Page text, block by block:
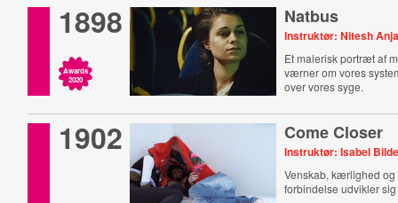
1898
Awards
2020
Natbus
Instruktør: Nitesh
Et malerisk portræt af
værner om vores
over vores syge.
1902 Come Closer
Instruktør: Isabel
Venskab, kærlighed
forbindelse udvikler